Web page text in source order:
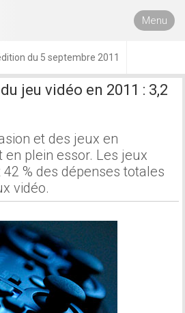
Menu
du 5 septembre 2011
jeu vidéo en 2011 : 3,2
et des jeux en
plein essor. Les jeux
% des dépenses totales
vidéo.